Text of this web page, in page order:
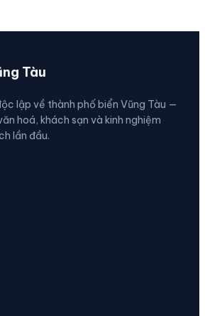
Tàu
lập về thành phố biển Vũng Tàu —
hoá, khách sạn và kinh nghiệm
lần đầu.